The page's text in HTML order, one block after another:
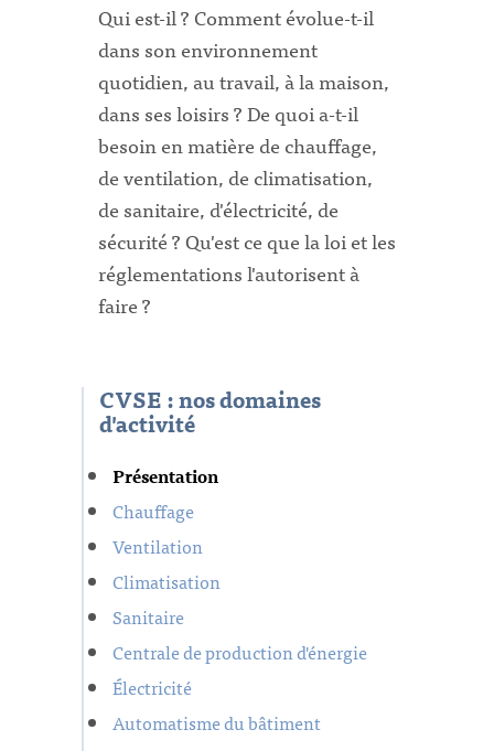
Qui est-il ? Comment évolue-t-il
dans son environnement
quotidien, au travail, à la maison,
dans ses loisirs ? De quoi a-t-il
besoin en matière de chauffage,
de ventilation, de climatisation,
de sanitaire, d'électricité, de
sécurité ? Qu'est ce que la loi et les
réglementations l'autorisent à
faire ?
CVSE : nos domaines
d'activité
Présentation
Chauffage
Ventilation
Climatisation
Sanitaire
Centrale de production d'énergie
Électricité
Automatisme du bâtiment